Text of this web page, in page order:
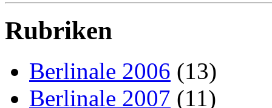
Rubriken
Berlinale 2006 (13)
Berlinale 2007 (11)